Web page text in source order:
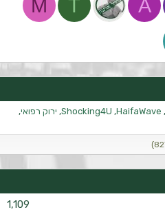
A
T
M
HaifaWave
Shocking4U ירוק רפואי
1,109